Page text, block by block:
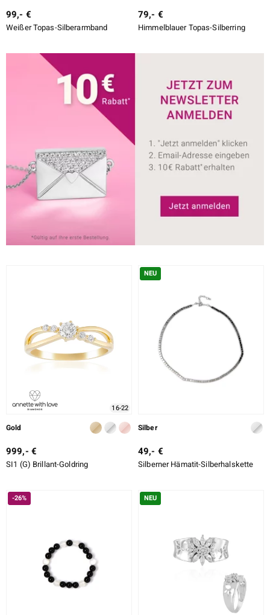
99,- €
Weißer Topas-Silberarmband
79,- €
Himmelblauer Topas-Silberring
16-22
Gold
999,- €
SI1 (G) Brillant-Goldring
NEU
Silber
49,- €
Silberner Hämatit-Silberhalskette
-26% NEU